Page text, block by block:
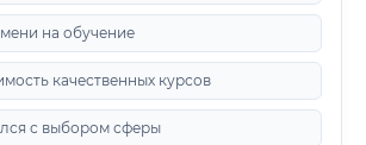
на обучение
качественных курсов
с выбором сферы